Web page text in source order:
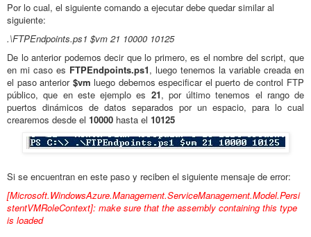
Por lo cual, el siguiente comando a ejecutar debe quedar similar al
siguiente:
.\FTPEndpoints.ps1 $vm 21 10000 10125
De lo anterior podemos decir que lo primero, es el nombre del script, que
en mi caso es FTPEndpoints.ps1, luego tenemos la variable creada en
el paso anterior $vmluego debemos especificar el puerto de control FTP
público, que en este ejemplo es 21, por último tenemos el rango de
puertos dinámicos de datos separados por un espacio, para lo cual
crearemos desde el 10000 hasta el 10125
Si se encuentran en este paso y reciben el siguiente mensaje de error:
[Microsoft.WindowsAzure.Management.ServiceManagement.Model.Persi
stentVMRoleContext]: make sure that the assembly containing this type
is loaded